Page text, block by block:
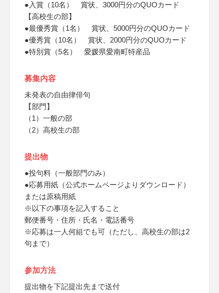
●入賞（10名） 賞状、3000円分のQUOカード
【高校生の部】
●最優秀賞（1名） 賞状、5000円分のQUOカード
●優秀賞（10名） 賞状、2000円分のQUOカード
●特別賞（5名） 愛媛県愛南町特産品
募集内容
未発表の自由律俳句
【部門】
（1）一般の部
（2）高校生の部
提出物
●投句料（一般部門のみ）
●応募用紙（公式ホームページよりダウンロード）
または原稿用紙
※以下の事項を記入すること
郵便番号・住所・氏名・電話番号
※応募は一人何組でも可（ただし、高校生の部は2
句まで）
参加方法
提出物を下記提出先まで送付